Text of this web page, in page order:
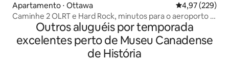
Apartamento ⋅ Ottawa 4,97 de uma
4,97 (229)
Caminhe 2 OLRT e Hard Rock, minutos para o aeroporto e
Outros aluguéis por temporada
excelentes perto de Museu Canadense
de História